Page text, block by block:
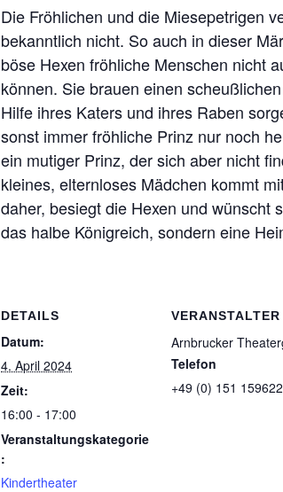
Die Fröhlichen und die Miesepetrigen
bekanntlich nicht. So auch in dieser
böse Hexen fröhliche Menschen nicht
können. Sie brauen einen
Hilfe ihres Katers und ihres Raben
sonst immer fröhliche Prinz nur noch
ein mutiger Prinz, der sich aber nicht
kleines, elternloses Mädchen kommt
daher, besiegt die Hexen und wünscht
das halbe Königreich, sondern eine
DETAILS
Datum:
4. April 2024
Zeit:
16:00 - 17:00
Veranstaltungskategorie
:
Kindertheater
VERANSTALTER
Arnbrucker
Telefon
+49 (0) 151